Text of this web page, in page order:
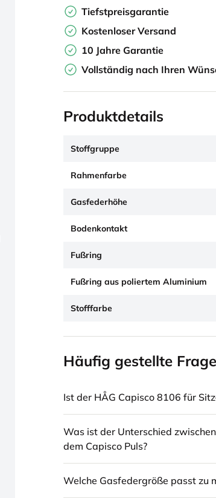
Tiefstpreisgarantie
Kostenloser Versand
10 Jahre Garantie
Vollständig nach Ihren
Produktdetails
Stoffgruppe
Rahmenfarbe
Gasfederhöhe
Bodenkontakt
Fußring
Fußring aus poliertem Aluminium
Stofffarbe
Häufig gestellte
Ist der HÅG Capisco 8106 für
Was ist der Unterschied
dem Capisco Puls?
Welche Gasfedergröße passt zu